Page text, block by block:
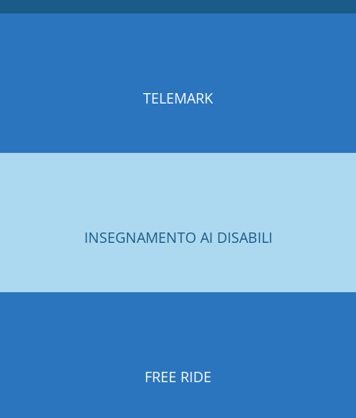
TELEMARK
INSEGNAMENTO AI DISABILI
FREE RIDE